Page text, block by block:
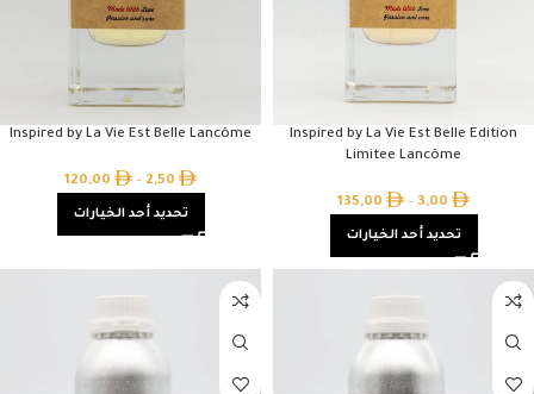
Inspired by La Vie Est Belle Edition
Limitee Lancôme
3,00
–
135,00
تحديد أحد الخيارات
Inspired by La Vie Est Belle Lancôme
2,50
–
120,00
تحديد أحد الخيارات